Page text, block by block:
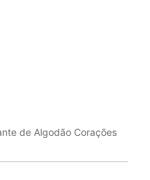
de Algodão Corações